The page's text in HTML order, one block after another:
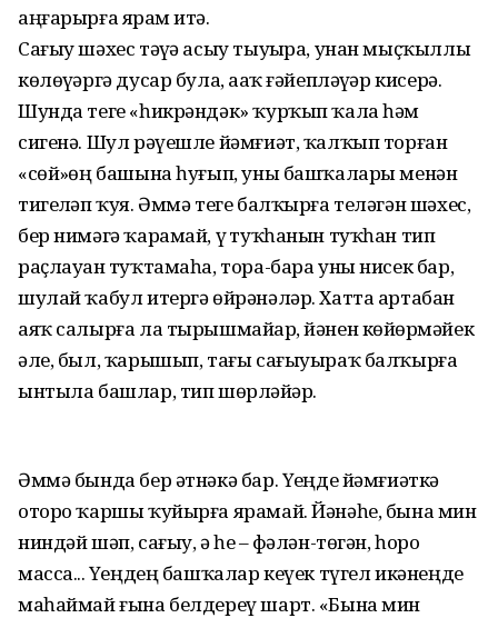
аңғарырға ярҙам итә.
Сағыу шәхес тәүҙә асыу тыуҙыра, унан мыҫҡыллы
көлөүҙәргә дусар була, аҙаҡ ғәйепләүҙәр кисерә.
Шунда теге «һикрәндәк» ҡурҡып ҡала һәм
сигенә. Шул рәүешле йәмғиәт, ҡалҡып торған
«сөй»ҙөң башына һуғып, уны башҡалары менән
тигеҙләп ҡуя. Әммә теге балҡырға теләгән шәхес,
бер нимәгә ҡарамай, үҙ туҡһанын туҡһан тип
раҫлауҙан туҡтамаһа, тора-бара уны нисек бар,
шулай ҡабул итергә өйрәнәләр. Хатта артабан
аяҡ салырға ла тырышмайҙар, йәнен көйҙөрмәйек
әле, был, ҡарышып, тағы сағыуыраҡ балҡырға
ынтыла башлар, тип шөрләйҙәр.
Әммә бында бер әтнәкә бар. Үҙеңде йәмғиәткә
оторо ҡаршы ҡуйырға ярамай. Йәнәһе, бына мин
ниндәй шәп, сағыу, ә һеҙ – фәлән-төгән, һоро
масса... Үҙеңдең башҡалар кеүек түгел икәнеңде
маһаймай ғына белдереү шарт. «Бына мин